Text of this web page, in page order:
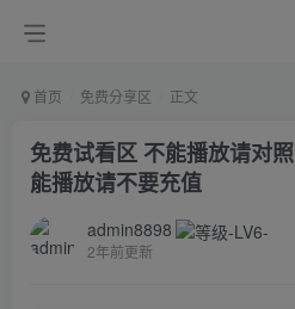
首页 免费分享区 正文
免费试看区 不能播放请对
能播放请不要充值
admin8898
2年前更新